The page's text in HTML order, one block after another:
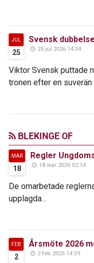
JUL
25
Svensk
25 jul 2026 14:34
Viktor Svensk puttade
tronen efter en
BLEKINGE OF
MAR
18
Regler
18 mar 2026 02:14
De omarbetade
upplagda...
FEB
2
Årsmöte 2026
2 feb 2026 14:39